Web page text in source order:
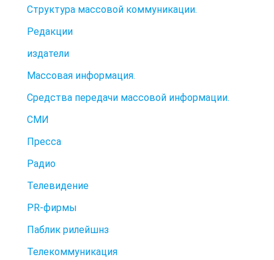
Структура массовой коммуникации.
Редакции
издатели
Массовая информация.
Средства передачи массовой информации.
СМИ
Пресса
Радио
Телевидение
PR-фирмы
Паблик рилейшнз
Телекоммуникация